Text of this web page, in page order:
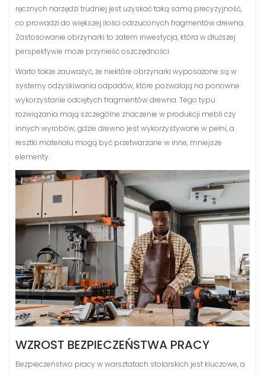
ręcznych narzędzi trudniej jest uzyskać taką samą precyzyjność,
co prowadzi do większej ilości odrzuconych fragmentów drewna.
Zastosowanie obrzynarki to zatem inwestycja, która w dłuższej
perspektywie może przynieść oszczędności.
Warto także zauważyć, że niektóre obrzynarki wyposażone są w
systemy odzyskiwania odpadów, które pozwalają na ponowne
wykorzystanie odciętych fragmentów drewna. Tego typu
rozwiązania mają szczególne znaczenie w produkcji mebli czy
innych wyrobów, gdzie drewno jest wykorzystywane w pełni, a
resztki materiału mogą być przetwarzane w inne, mniejsze
elementy.
WZROST BEZPIECZEŃSTWA PRACY
Bezpieczeństwo pracy w warsztatach stolarskich jest kluczowe, a